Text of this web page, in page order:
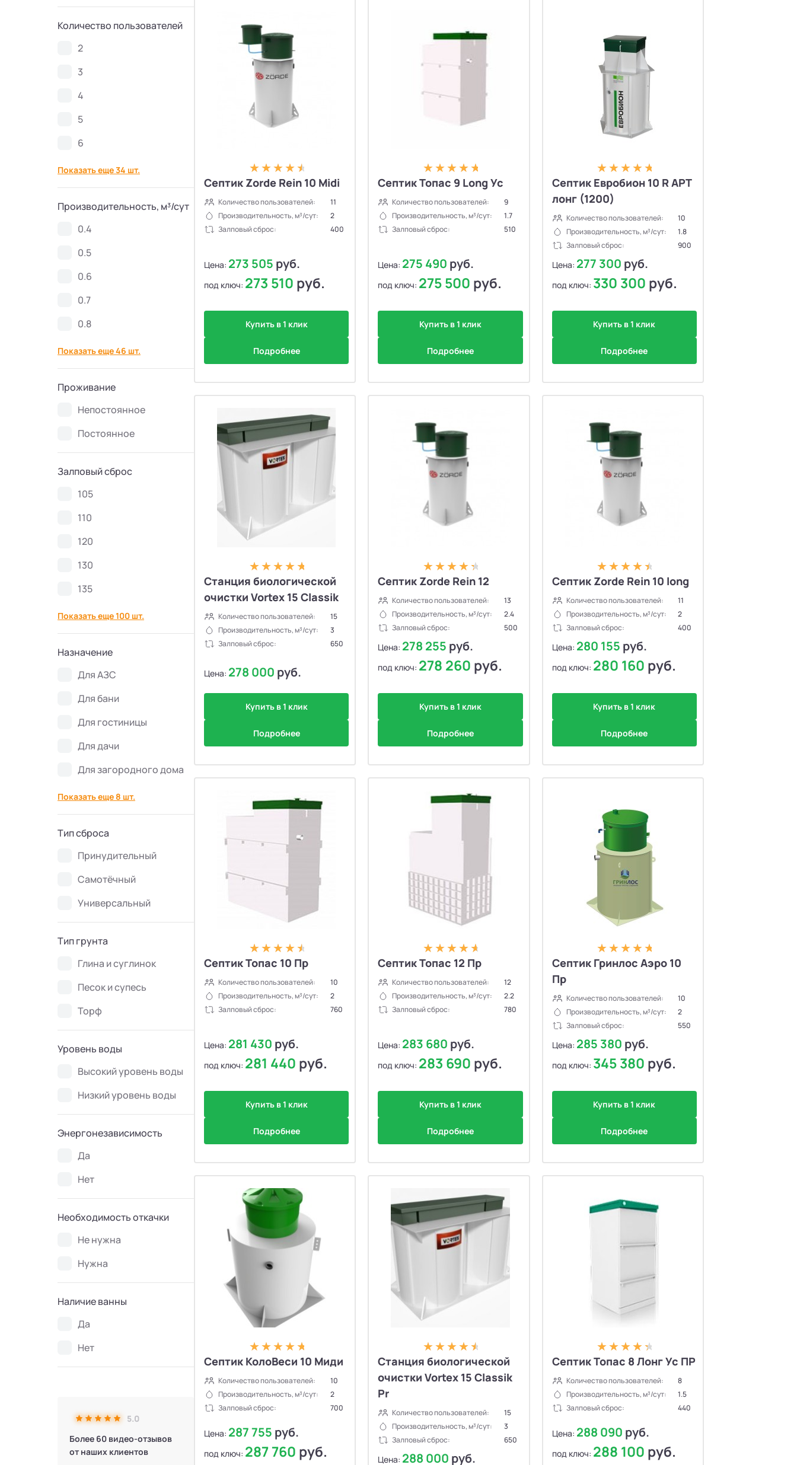
Септики Аэробокс 4
Септики БиоДача
Септики Вортекс
Септики Zorde 34
Септики Евролос ПРО
Септики Гринлос
Септики Кристалл БИО
Септики Ново Эко 4
Септики Термит
Септики VODANOFF
Септики Волгарь
Септики КиБез
Септики Flotenk STA
Септики Топас-С
Септики Оптима 30
Септики Генезис
Количество пользователей
2
3
4
5
6
Показать еще 34 шт.
Производительность, м³/сут
0.4
0.5
0.6
0.7
0.8
Показать еще 46 шт.
Проживание
Непостоянное
Постоянное
Залповый сброс
105
110
120
130
135
Показать еще 100 шт.
Назначение
Для АЗС
Для бани
Для гостиницы
Для дачи
Для загородного дома
Показать еще 8 шт.
Тип сброса
Принудительный
Самотёчный
Универсальный
Тип грунта
Глина и суглинок
Песок и супесь
Торф
Уровень воды
Высокий уровень воды
Низкий уровень воды
Энергонезависимость
Да
Нет
Необходимость откачки
Не нужна
Нужна
Наличие ванны
Да
Нет
5.0
Более 60 видео-отзывов
от наших клиентов
Септик Zorde Rein 10 Midi
Количество пользователей:
11
Производительность, м³/сут:
2
Залповый сброс:
400
Цена: 273 505 руб.
под ключ: 273 510 руб.
Купить в 1 клик
Подробнее
Септик Топас 9 Long Ус
Количество пользователей:
9
Производительность, м³/сут:
1.7
Залповый сброс:
510
Цена: 275 490 руб.
под ключ: 275 500 руб.
Купить в 1 клик
Подробнее
Септик Евробион 10 R АРТ
лонг (1200)
Количество пользователей:
10
Производительность, м³/сут:
1.8
Залповый сброс:
900
Цена: 277 300 руб.
под ключ: 330 300 руб.
Купить в 1 клик
Подробнее
Станция биологической
очистки Vortex 15 Classik
Количество пользователей:
15
Производительность, м³/сут:
3
Залповый сброс:
650
Цена: 278 000 руб.
Купить в 1 клик
Подробнее
Септик Zorde Rein 12
Количество пользователей:
13
Производительность, м³/сут:
2.4
Залповый сброс:
500
Цена: 278 255 руб.
под ключ: 278 260 руб.
Купить в 1 клик
Подробнее
Септик Zorde Rein 10 long
Количество пользователей:
11
Производительность, м³/сут:
2
Залповый сброс:
400
Цена: 280 155 руб.
под ключ: 280 160 руб.
Купить в 1 клик
Подробнее
Септик Топас 10 Пр
Количество пользователей:
10
Производительность, м³/сут:
2
Залповый сброс:
760
Цена: 281 430 руб.
под ключ: 281 440 руб.
Купить в 1 клик
Подробнее
Септик Топас 12 Пр
Количество пользователей:
12
Производительность, м³/сут:
2.2
Залповый сброс:
780
Цена: 283 680 руб.
под ключ: 283 690 руб.
Купить в 1 клик
Подробнее
Септик Гринлос Аэро 10
Пр
Количество пользователей:
10
Производительность, м³/сут:
2
Залповый сброс:
550
Цена: 285 380 руб.
под ключ: 345 380 руб.
Купить в 1 клик
Подробнее
Септик КолоВеси 10 Миди
Количество пользователей:
10
Производительность, м³/сут:
2
Залповый сброс:
700
Цена: 287 755 руб.
под ключ: 287 760 руб.
Станция биологической
очистки Vortex 15 Classik
Pr
Количество пользователей:
15
Производительность, м³/сут:
3
Залповый сброс:
650
Цена: 288 000 руб.
Септик Топас 8 Лонг Ус ПР
Количество пользователей:
8
Производительность, м³/сут:
1.5
Залповый сброс:
440
Цена: 288 090 руб.
под ключ: 288 100 руб.